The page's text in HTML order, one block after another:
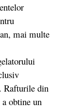
mai multe
Rafturile din
obtine un